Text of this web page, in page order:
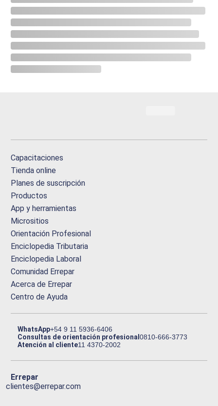
Capacitaciones
Tienda online
Planes de suscripción
Productos
App y herramientas
Micrositios
Orientación Profesional
Enciclopedia Tributaria
Enciclopedia Laboral
Comunidad Errepar
Acerca de Errepar
Centro de Ayuda
WhatsApp+54 9 11 5936-6406
Consultas de orientación profesional0810-666-3773
Atención al cliente11 4370-2002
Errepar
clientes@errepar.com